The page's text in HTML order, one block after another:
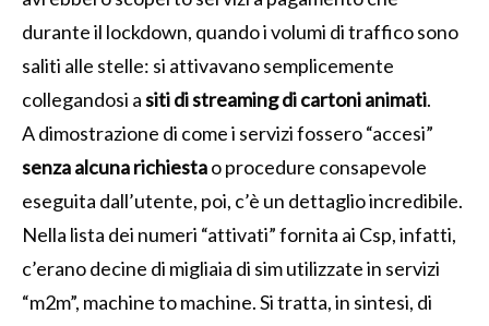
durante il lockdown, quando i volumi di traffico sono
saliti alle stelle: si attivavano semplicemente
collegandosi asiti di streaming di cartoni animati.
A dimostrazione di come i servizi fossero “accesi”
senza alcuna richiestao procedure consapevole
eseguita dall’utente, poi, c’è un dettaglio incredibile.
Nella lista dei numeri “attivati” fornita ai Csp, infatti,
c’erano decine di migliaia di sim utilizzate in servizi
“m2m”, machine to machine. Si tratta, in sintesi, di